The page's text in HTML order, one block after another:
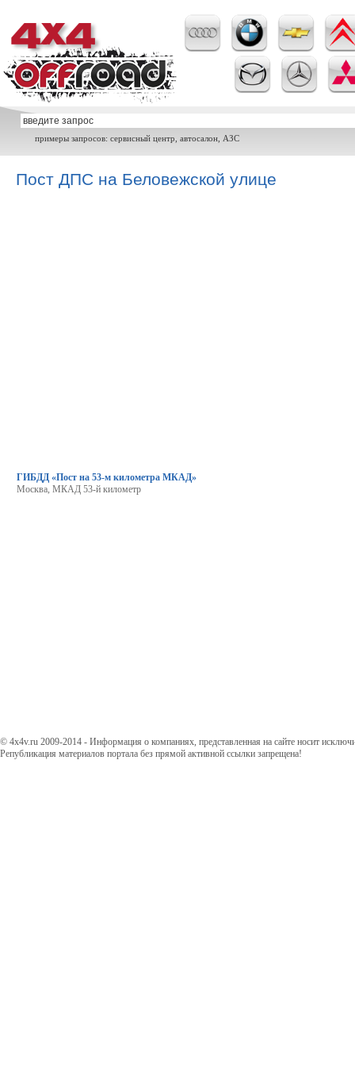
примеры запросов: сервисный центр, автосалон, АЗС
Пост ДПС на Беловежской улице
ГИБДД «Пост на 53-м километра МКАД»
Москва, МКАД 53-й километр
© 4x4v.ru 2009-2014 - Информация о компаниях, представленная на сайте носит
Републикация материалов портала без прямой активной ссылки запрещена!